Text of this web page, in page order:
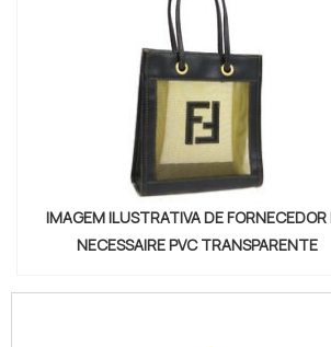
IMAGEM ILUSTRATIVA DE FORNECEDOR
NECESSAIRE PVC TRANSPARENTE